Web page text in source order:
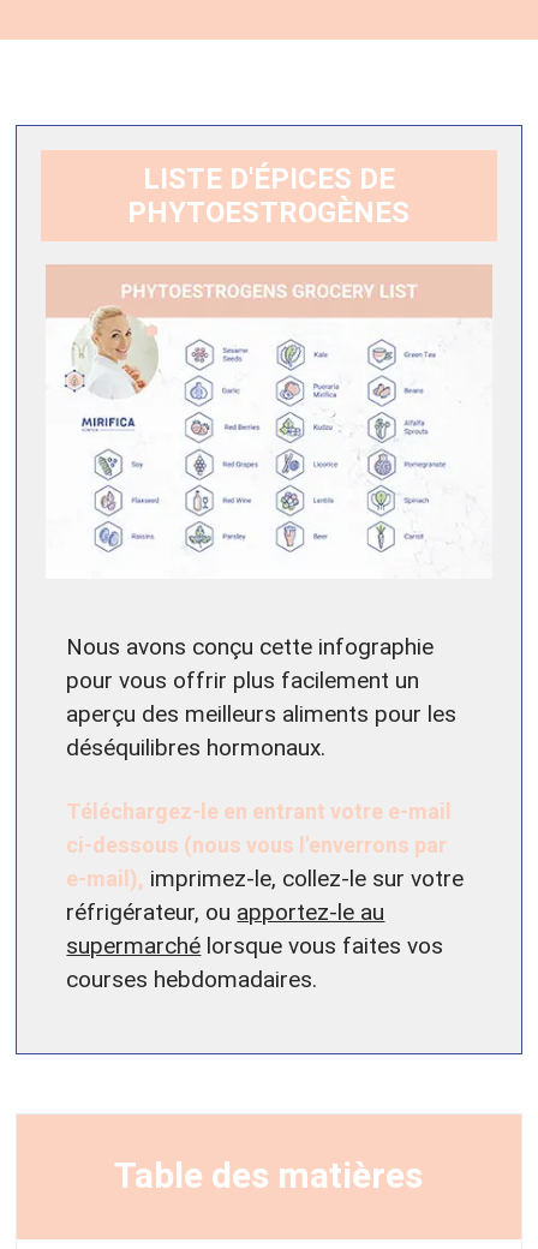
LISTE D'ÉPICES DE
PHYTOESTROGÈNES
Nous avons conçu cette infographie
pour vous offrir plus facilement un
aperçu des meilleurs aliments pour les
déséquilibres hormonaux.
Téléchargez-le en entrant votre e-mail
ci-dessous (nous vous l'enverrons par
e-mail), imprimez-le, collez-le sur votre
réfrigérateur, ou apportez-le au
supermarché lorsque vous faites vos
courses hebdomadaires.
Table des matières